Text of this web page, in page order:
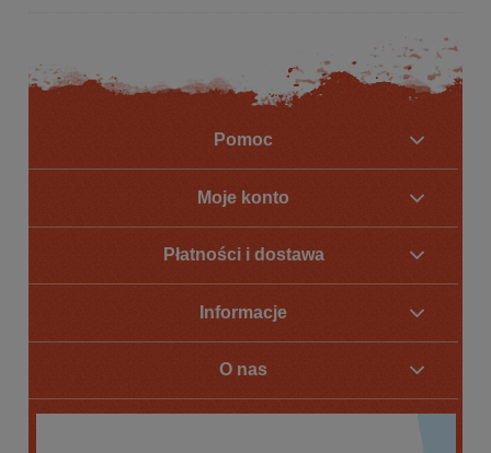
Pomoc
Moje konto
Płatności i dostawa
Informacje
O nas